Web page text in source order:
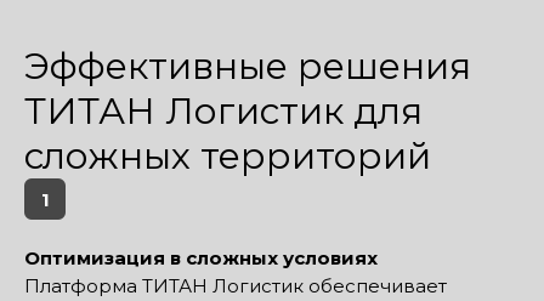
Эффективные решения
ТИТАН Логистик для
сложных территорий
1
Оптимизация в сложных условиях
Платформа ТИТАН Логистик обеспечивает